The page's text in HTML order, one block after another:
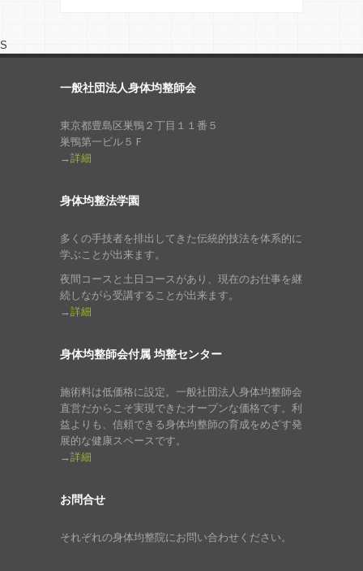
S
一般社団法人身体均整師会
東京都豊島区巣鴨２丁目１１番５
巣鴨第一ビル５Ｆ
→ 詳細
身体均整法学園
多くの手技者を排出してきた伝統的技法を体系的に
学ぶことが出来ます。
夜間コースと土日コースがあり、現在のお仕事を継
続しながら受講することが出来ます。
→ 詳細
身体均整師会付属 均整センター
施術料は低価格に設定。一般社団法人身体均整師会
直営だからこそ実現できたオープンな価格です。利
益よりも、信頼できる身体均整師の育成をめざす発
展的な健康スペースです。
→ 詳細
お問合せ
それぞれの身体均整院にお問い合わせください。